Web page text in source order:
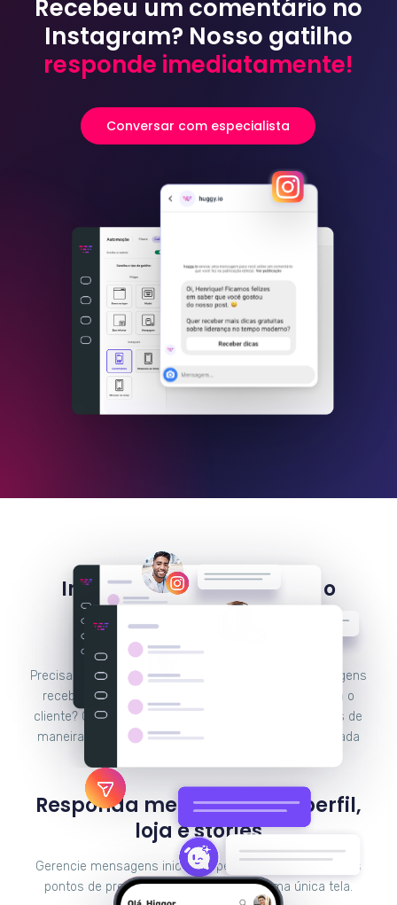
Recebeu um comentário no
Instagram? Nosso gatilho
responde imediatamente!
Conversar com especialista
Integre o Instagram com o
Facebook Messenger e
WhatsApp
Precisa de uma plataforma para responder às mensagens
recebidas por todos os seus canais de contato com o
cliente? Com a Huggy você reúne todas as conversas de
maneira organizada e não perde tempo conferindo cada
Responda mensagens do perfil,
loja e stories
Gerencie mensagens iniciadas pelos usuários em vários
pontos de presença no Instagram em uma única tela.